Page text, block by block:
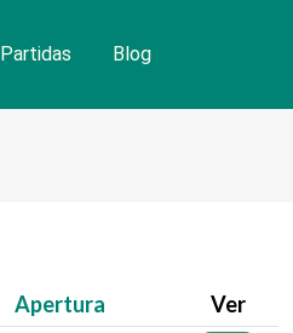
Partidas Blog
Apertura
Ver